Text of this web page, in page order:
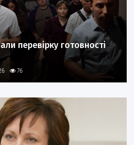
перевірку готовності
76